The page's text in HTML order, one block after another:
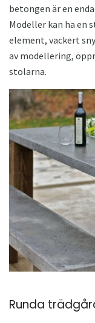
betongen är en
Modeller kan ha en
element, vackert
av modellering,
stolarna.
Runda